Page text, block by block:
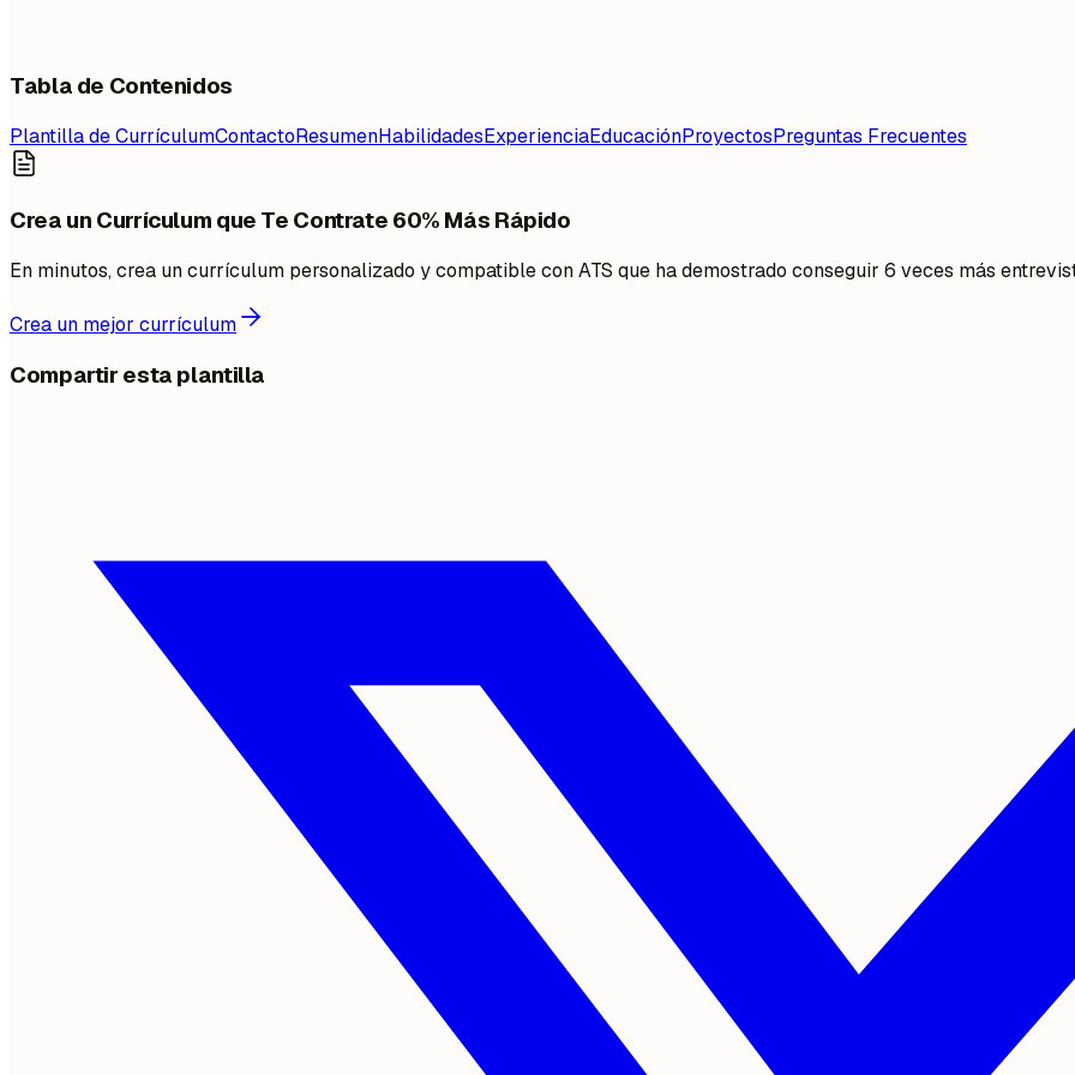
Tabla de Contenidos
Plantilla de CurrículumContactoResumenHabilidadesExperienciaEducaciónProyectosPreguntas Frecuentes
Crea un Currículum que Te Contrate 60% Más Rápido
En minutos, crea un currículum personalizado y compatible con ATS que ha demostrado conseguir 6 veces más
Crea un mejor currículum
Compartir esta plantilla